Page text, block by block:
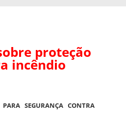
proteção
incêndio
para segurança contra